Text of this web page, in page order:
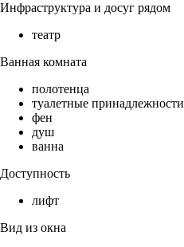
Инфраструктура и досуг рядом
театр
Ванная комната
полотенца
туалетные принадлежности
фен
душ
ванна
Доступность
лифт
Вид из окна